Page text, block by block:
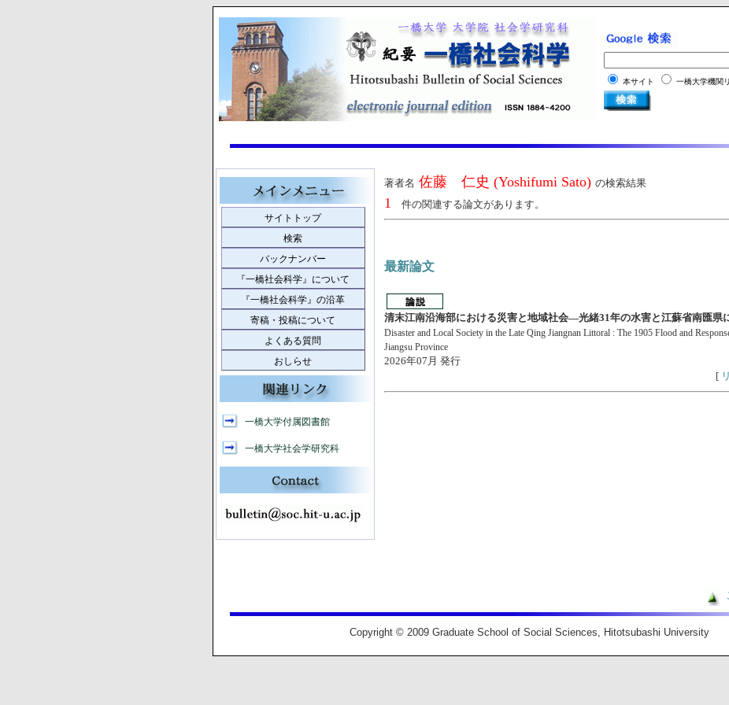
本サイト 一橋大学機関
サイトトップ
検索
バックナンバー
『一橋社会科学』について
『一橋社会科学』の沿革
寄稿・投稿について
よくある質問
おしらせ
一橋大学付属図書館
一橋大学社会学研究科
著者名 佐藤 仁史 (Yoshifumi Sato) の検索結果
1 件の関連する論文があります。
最新論文
清末江南沿海部における災害と地域社会―光緒31年の水害と江蘇省南匯県
Disaster and Local Society in the Late Qing Jiangnan Littoral : The 1905 Flood and
Jiangsu Province
2026年07月 発行
[
Copyright © 2009 Graduate School of Social Sciences, Hitotsubashi University